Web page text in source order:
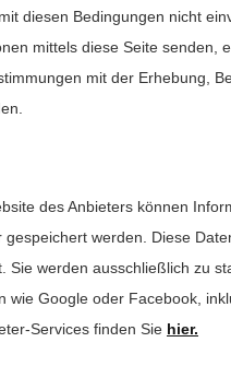
diesen Bedingungen nicht
mittels diese Seite senden,
mit der Erhebung,
des Anbieters können
werden. Diese
Sie werden ausschließlich zu
wie Google oder Facebook,
Services finden Sie hier.